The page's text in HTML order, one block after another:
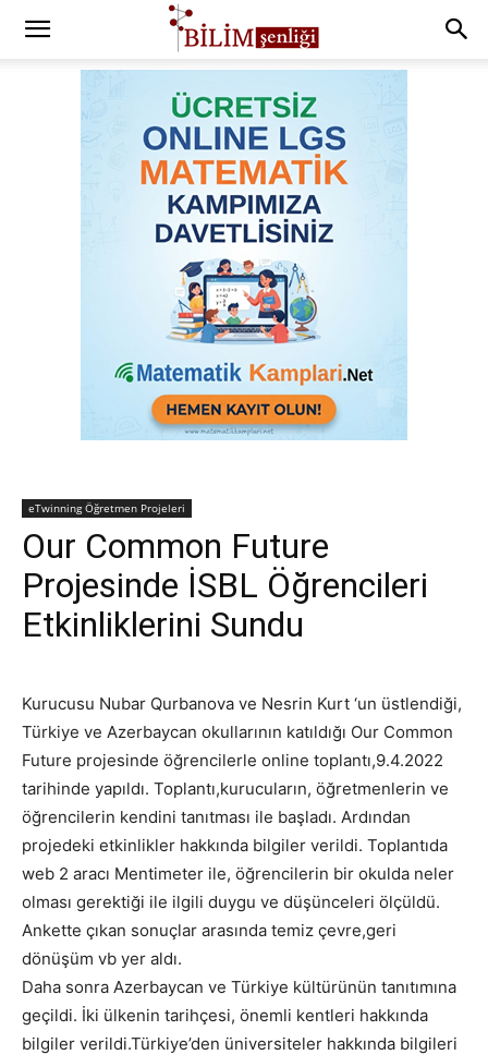
eTwinning Öğretmen Projeleri
Our Common Future
Projesinde İSBL Öğrencileri
Etkinliklerini Sundu
Kurucusu Nubar Qurbanova ve Nesrin Kurt ‘un üstlendiği,
Türkiye ve Azerbaycan okullarının katıldığı Our Common
Future projesinde öğrencilerle online toplantı,9.4.2022
tarihinde yapıldı. Toplantı,kurucuların, öğretmenlerin ve
öğrencilerin kendini tanıtması ile başladı. Ardından
projedeki etkinlikler hakkında bilgiler verildi. Toplantıda
web 2 aracı Mentimeter ile, öğrencilerin bir okulda neler
olması gerektiği ile ilgili duygu ve düşünceleri ölçüldü.
Ankette çıkan sonuçlar arasında temiz çevre,geri
dönüşüm vb yer aldı.
Daha sonra Azerbaycan ve Türkiye kültürünün tanıtımına
geçildi. İki ülkenin tarihçesi, önemli kentleri hakkında
bilgiler verildi.Türkiye’den üniversiteler hakkında bilgileri